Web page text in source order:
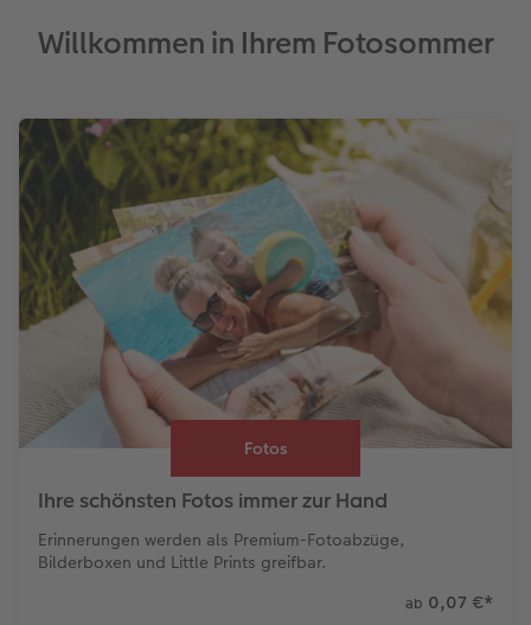
Willkommen in Ihrem Fotosommer
Fotos
Ihre schönsten Fotos immer zur Hand
Erinnerungen werden als Premium-Fotoabzüge,
Bilderboxen und Little Prints greifbar.
ab 0,07 €*